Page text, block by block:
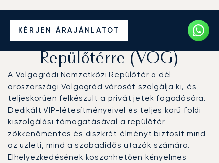
KÉRJEN ÁRAJÁNLATOT
Magánrepülőgép bérlése a
Volgográdi Nemzetközi
Repülőtérre (VOG)
A Volgográdi Nemzetközi Repülőtér a dél-
oroszországi Volgográd városát szolgálja ki, és
teljeskörűen felkészült a privát jetek fogadására.
Dedikált VIP-létesítményeivel és teljes körű földi
kiszolgálási támogatásával a repülőtér
zökkenőmentes és diszkrét élményt biztosít mind
az üzleti, mind a szabadidős utazók számára.
Elhelyezkedésének köszönhetően kényelmes